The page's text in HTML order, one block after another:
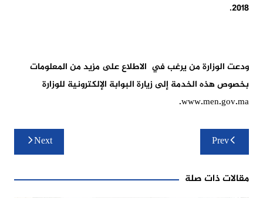
2018.
ودعت الوزارة من يرغب في الاطلاع على مزيد من المعلومات
بخصوص هذه الخدمة إلى زيارة البوابة الإلكترونية للوزارة
www.men.gov.ma.
تصفّح
المقالات
Prev
Next
مقالات ذات صلة